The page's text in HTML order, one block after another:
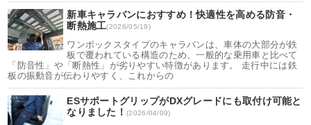
新車キャラバンにおすすめ！快適性を高める防音・
断熱施工(2026/05/19)
ワンボックスタイプのキャラバンは、車体の大部分が鉄
板で覆われている構造のため、一般的な乗用車と比べて
「防音性」や「断熱性」が劣りやすい特徴があります。 走行中には鉄
板の振動音が伝わりやすく、これからの
ESサポートグリップがDXグレードにも取付け可能と
なりました！(2026/04/09)